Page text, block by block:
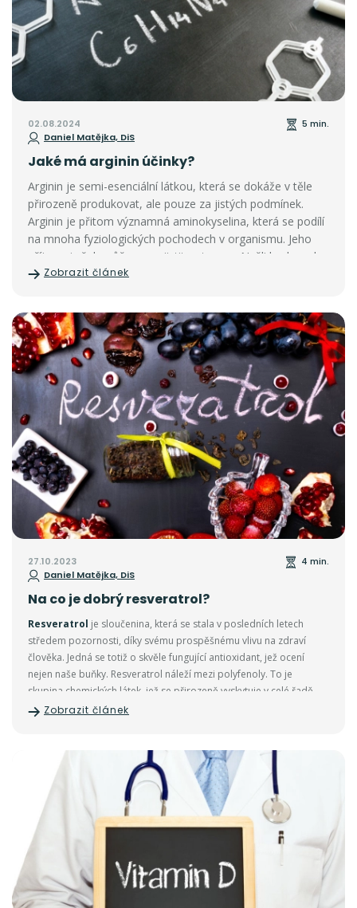
02.08.2024
Daniel Matějka, DiS
5 min.
Jaké má arginin účinky?
Arginin je semi-esenciální látkou, která se dokáže v těle
přirozeně produkovat, ale pouze za jistých podmínek.
Arginin je přitom významná aminokyselina, která se podílí
na mnoha fyziologických pochodech v organismu. Jeho
příjem si však můžeme zajistit potravou. Našli bychom ho
například vevejcích, mase, rybách, mléčných
Zobrazit článek
27.10.2023
Daniel Matějka, DiS
4 min.
Na co je dobrý resveratrol?
Resveratrol je sloučenina, která se stala v posledních letech
středem pozornosti, díky svému prospěšnému vlivu na zdraví
člověka. Jedná se totiž o skvěle fungující antioxidant, jež ocení
nejen naše buňky. Resveratrol náleží mezi polyfenoly. To je
skupina chemických látek, jež se přirozeně vyskytuje v celé řadě
rostlin. Takové sloučeniny neobsahují rostliny jen tak, ale mají v
nepříznivými vlivy.
Zobrazit článek